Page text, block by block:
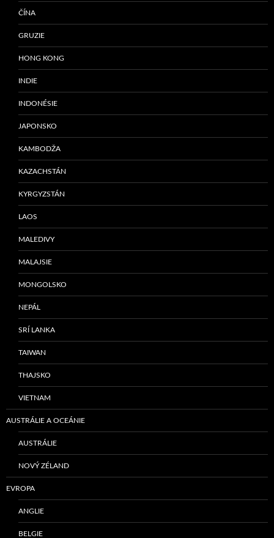
ČÍNA
GRUZIE
HONG KONG
INDIE
INDONÉSIE
JAPONSKO
KAMBODŽA
KAZACHSTÁN
KYRGYZSTÁN
LAOS
MALEDIVY
MALAJSIE
MONGOLSKO
NEPÁL
SRÍ LANKA
TAIWAN
THAJSKO
VIETNAM
AUSTRÁLIE A OCEÁNIE
AUSTRÁLIE
NOVÝ ZÉLAND
EVROPA
ANGLIE
BELGIE